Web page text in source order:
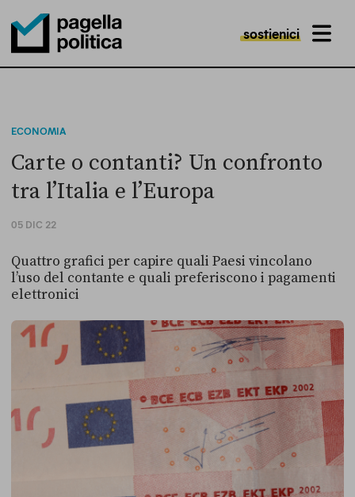
Pagella Politica Logo
sostienici MENU
ECONOMIA
Carte o contanti? Un confronto
tra l’Italia e l’Europa
05 DIC 22
Quattro grafici per capire quali Paesi vincolano
l’uso del contante e quali preferiscono i pagamenti
elettronici